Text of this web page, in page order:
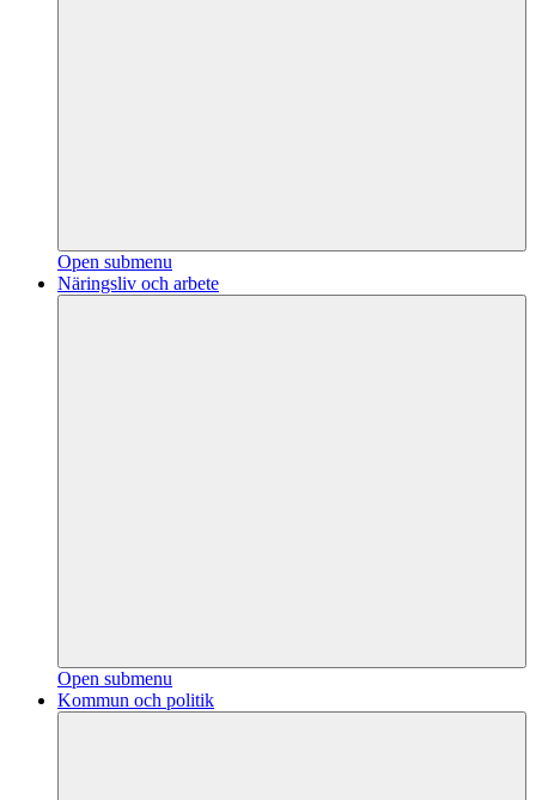
Open submenu
Näringsliv och arbete
Open submenu
Kommun och politik